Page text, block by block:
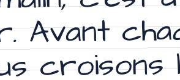
Avant